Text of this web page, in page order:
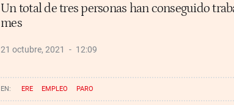
Un total de tres personas han conseguido
mes
21 octubre, 2021 12:09
ERE EMPLEO PARO